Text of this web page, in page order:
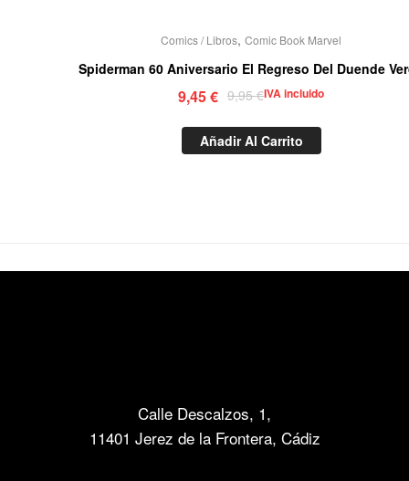
Comics / Libros, Comic Book Marvel
Spiderman 60 Aniversario El Regreso Del Duende
9,95€
9,45€ IVA incluido
Añadir Al Carrito
Calle Descalzos, 1,
11401 Jerez de la Frontera, Cádiz